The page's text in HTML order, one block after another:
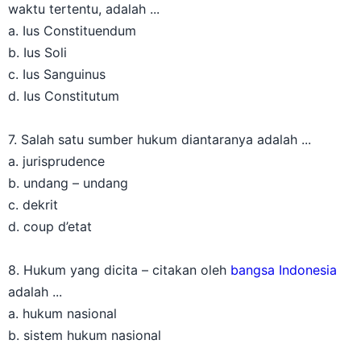
waktu tertentu, adalah ...
a. Ius Constituendum
b. Ius Soli
c. Ius Sanguinus
d. Ius Constitutum
7. Salah satu sumber hukum diantaranya adalah ...
a. jurisprudence
b. undang – undang
c. dekrit
d. coup d’etat
8. Hukum yang dicita – citakan oleh bangsa Indonesia
adalah ...
a. hukum nasional
b. sistem hukum nasional